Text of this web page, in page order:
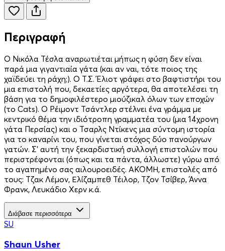
Περιγραφή
Ο Νικόλα Τέσλα αναρωτιέται μήπως η φύση δεν είναι
παρά μια γιγαντιαία γάτα (και αν ναι, τότε ποιος της
χαϊδεύει τη ράχη;). Ο Τ.Σ. Έλιοτ γράφει στο βαφτιστήρι του
μια επιστολή που, δεκαετίες αργότερα, θα αποτελέσει τη
βάση για το δημοφιλέστερο μιούζικαλ όλων των εποχών
(το Cats). Ο Ρέιμοντ Τσάντλερ στέλνει ένα γράμμα με
κεντρικό θέμα την ιδιότροπη γραμματέα του (μια 14χρονη
γάτα Περσίας) και ο Τσαρλς Ντίκενς μια σύντομη ιστορία
για το καναρίνι του, που γίνεται στόχος δύο πανούργων
γατών. Σ' αυτή την ξεκαρδιστική συλλογή επιστολών που
περιστρέφονται (όπως και τα πάντα, άλλωστε) γύρω από
το αγαπημένο σας αιλουροειδές. ΑΚΟΜΗ, επιστολές από
τους: Τζακ Λέμον, Ελίζαμπεθ Τέιλορ, Τζον Τσίβερ, Άννα
Φρανκ, Λευκάδιο Χερν κ.ά.
Διάβασε περισσότερα
SU
Shaun Usher